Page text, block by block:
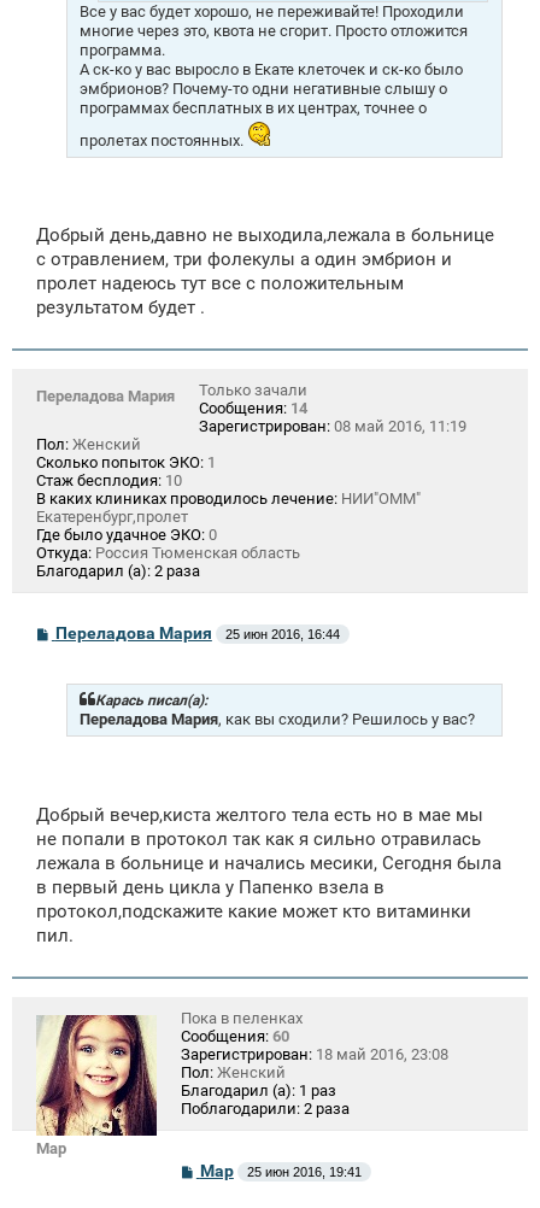
Все у вас будет хорошо, не переживайте! Проходили
многие через это, квота не сгорит. Просто отложится
программа.
А ск-ко у вас выросло в Екате клеточек и ск-ко было
эмбрионов? Почему-то одни негативные слышу о
программах бесплатных в их центрах, точнее о
пролетах постоянных.
Добрый день,давно не выходила,лежала в больнице
с отравлением, три фолекулы а один эмбрион и
пролет надеюсь тут все с положительным
результатом будет .
Переладова Мария
Только зачали
Сообщения: 14
Зарегистрирован: 08 май 2016, 11:19
Пол: Женский
Сколько попыток ЭКО: 1
Стаж бесплодия: 10
В каких клиниках проводилось лечение: НИИ"ОММ"
Екатеренбург,пролет
Где было удачное ЭКО: 0
Откуда: Россия Тюменская область
Благодарил (а): 2 раза
СПереладова Мария 25 июн 2016, 16:44
Карась писал(а):
Переладова Мария, как вы сходили? Решилось у вас?
Добрый вечер,киста желтого тела есть но в мае мы
не попали в протокол так как я сильно отравилась
лежала в больнице и начались месики, Сегодня была
в первый день цикла у Папенко взела в
протокол,подскажите какие может кто витаминки
пил.
Mар
Пока в пеленках
Сообщения: 60
Зарегистрирован: 18 май 2016, 23:08
Пол: Женский
Благодарил (а): 1 раз
Поблагодарили: 2 раза
С
о
Mар 25 июн 2016, 19:41